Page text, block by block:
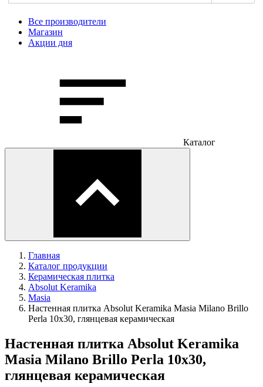
Все производители
Магазин
Акции дня
Каталог
Главная
Каталог продукции
Керамическая плитка
Absolut Keramika
Masia
Настенная плитка Absolut Keramika Masia Milano Brillo
Perla 10x30, глянцевая керамическая
Настенная плитка Absolut Keramika
Masia Milano Brillo Perla 10x30,
глянцевая керамическая